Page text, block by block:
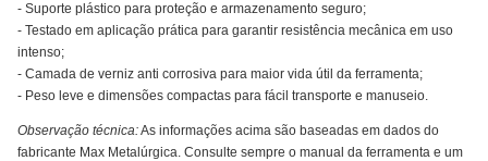
- Suporte plástico para proteção e armazenamento seguro;
- Testado em aplicação prática para garantir resistência mecânica em uso
intenso;
- Camada de verniz anti corrosiva para maior vida útil da ferramenta;
- Peso leve e dimensões compactas para fácil transporte e manuseio.
Observação técnica:As informações acima são baseadas em dados do
fabricante Max Metalúrgica. Consulte sempre o manual da ferramenta e um